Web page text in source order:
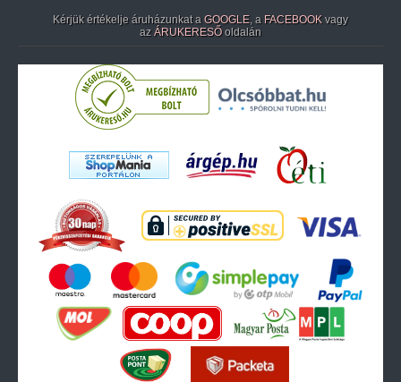
Kérjük értékelje áruházunkat a GOOGLE, a FACEBOOK vagy
az ÁRUKERESŐ oldalán